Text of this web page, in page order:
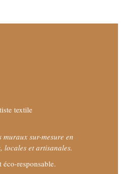
textile
sur-mesure en
locales et artisanales.
responsable.